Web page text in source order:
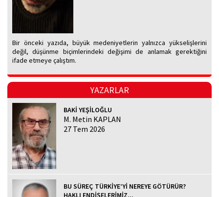
Bir önceki yazıda, büyük medeniyetlerin yalnızca yükselişlerini
değil, düşünme biçimlerindeki değişimi de anlamak gerektiğini
ifade etmeye çalıştım.
YAZARLAR
BAKİ YEŞİLOĞLU
M. Metin KAPLAN
27 Tem 2026
BU SÜREÇ TÜRKİYE’Yİ NEREYE GÖTÜRÜR?
HAKLI ENDİŞELERİMİZ...